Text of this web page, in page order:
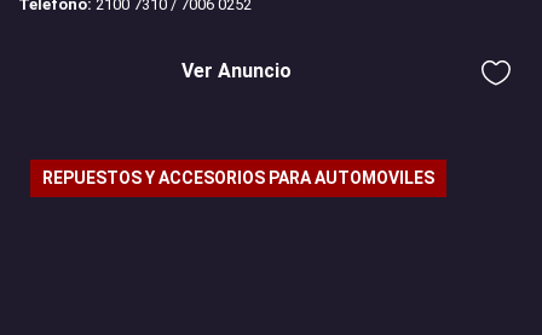
Teléfono: 2100 7310 / 7006 0252
Ver Anuncio
REPUESTOS Y ACCESORIOS PARA AUTOMOVILES